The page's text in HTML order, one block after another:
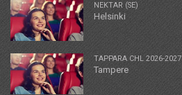
NEKTAR (SE)
Helsinki
TAPPARA CHL 2026-2027
Tampere